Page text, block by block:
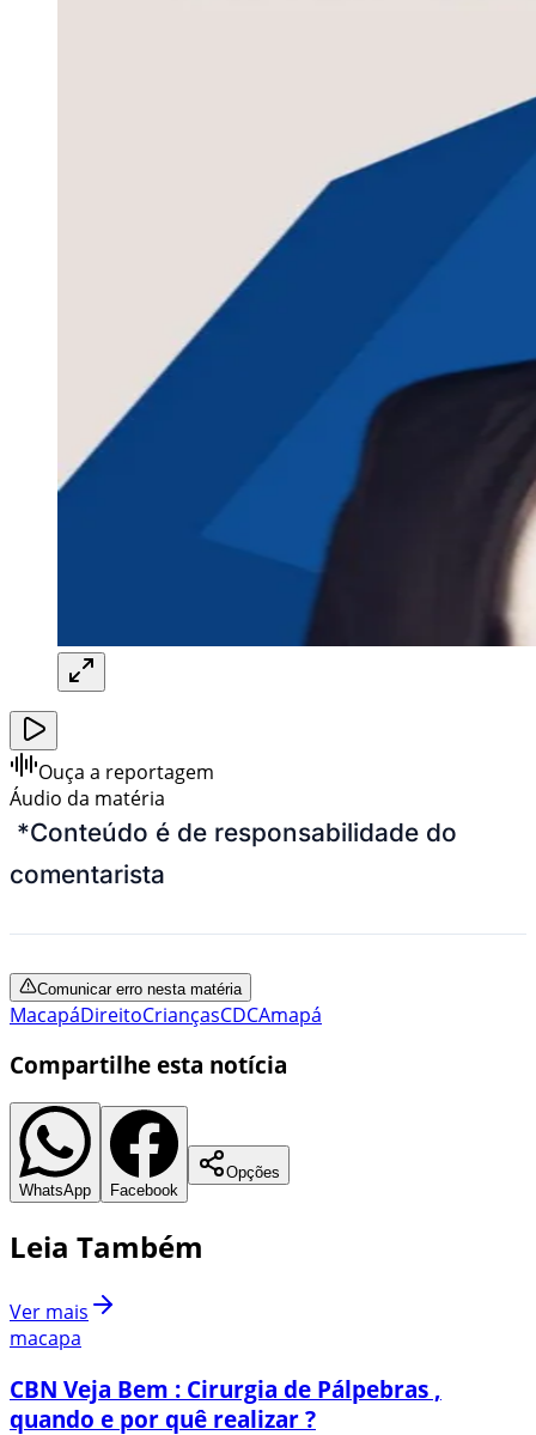
Ouça a reportagem
Áudio da matéria
*Conteúdo é de responsabilidade do
comentarista
Comunicar erro nesta matéria
MacapáDireitoCriançasCDCAmapá
Compartilhe esta notícia
WhatsApp Facebook
Opções
Leia Também
Ver mais
macapa
CBN Veja Bem : Cirurgia de Pálpebras ,
quando e por quê realizar ?